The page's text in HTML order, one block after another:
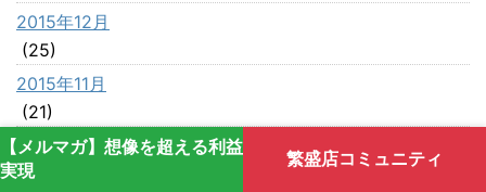
【メルマガ】想像を超える利益
実現
繁盛店コミュニティ
2015年12月
(25)
2015年11月
(21)
2015年10月
(13)